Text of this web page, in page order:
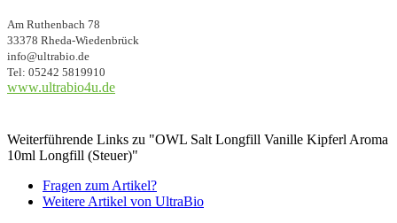
Am Ruthenbach 78
33378 Rheda-Wiedenbrück
info@ultrabio.de
Tel: 05242 5819910
www.ultrabio4u.de
Weiterführende Links zu "OWL Salt Longfill Vanille Kipferl Aroma
10ml Longfill (Steuer)"
Fragen zum Artikel?
Weitere Artikel von UltraBio